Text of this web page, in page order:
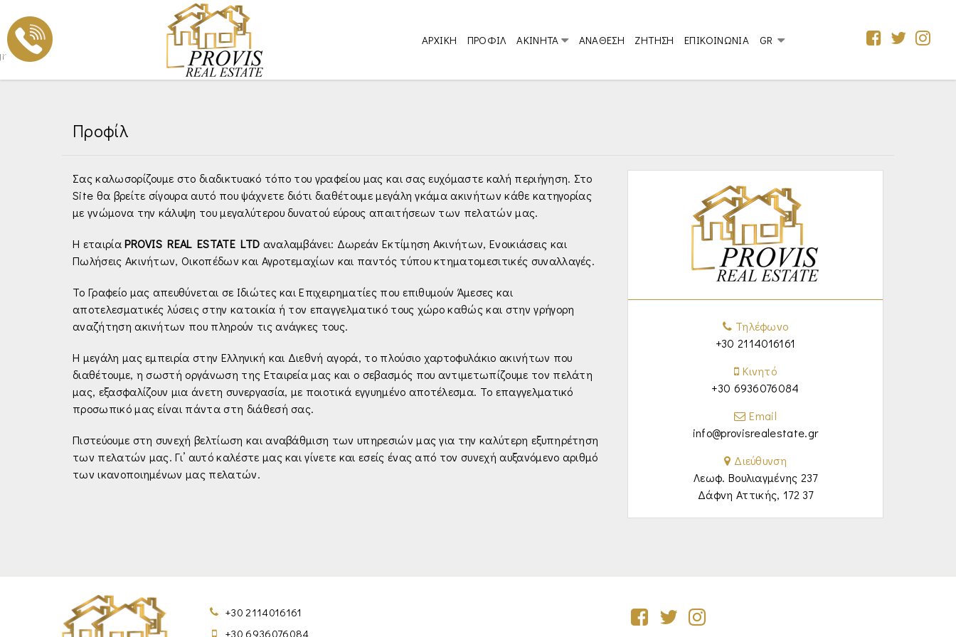
ΑΡΧΙΚΗ ΠΡΟΦΙΛ ΑΚΙΝΗΤΑ ΑΝΑΘΕΣΗ ΖΗΤΗΣΗ ΕΠΙΚΟΙΝΩΝΙΑ GR
Προφίλ
Σας καλωσορίζουμε στο διαδικτυακό τόπο του γραφείου μας και σας ευχόμαστε καλή περιήγηση. Στο
Site θα βρείτε σίγουρα αυτό που ψάχνετε διότι διαθέτουμε μεγάλη γκάμα ακινήτων κάθε κατηγορίας
με γνώμονα την κάλυψη του μεγαλύτερου δυνατού εύρους απαιτήσεων των πελατών μας.
Η εταιρίαPROVIS REAL ESTATE LTD αναλαμβάνει: Δωρεάν Εκτίμηση Ακινήτων, Ενοικιάσεις και
Πωλήσεις Ακινήτων, Οικοπέδων και Αγροτεμαχίων και παντός τύπου κτηματομεσιτικές συναλλαγές.
Το Γραφείο μας απευθύνεται σε Ιδιώτες και Επιχειρηματίες που επιθυμούν Άμεσες και
αποτελεσματικές λύσεις στην κατοικία ή τον επαγγελματικό τους χώρο καθώς και στην γρήγορη
αναζήτηση ακινήτων που πληρούν τις ανάγκες τους.
Η μεγάλη μας εμπειρία στην Ελληνική και Διεθνή αγορά, το πλούσιο χαρτοφυλάκιο ακινήτων που
διαθέτουμε, η σωστή οργάνωση της Εταιρεία μας και ο σεβασμός που αντιμετωπίζουμε τον πελάτη
μας, εξασφαλίζουν μια άνετη συνεργασία, με ποιοτικά εγγυημένο αποτέλεσμα. Το επαγγελματικό
προσωπικό μας είναι πάντα στη διάθεσή σας.
Πιστεύουμε στη συνεχή βελτίωση και αναβάθμιση των υπηρεσιών μας για την καλύτερη εξυπηρέτηση
των πελατών μας. Γι’ αυτό καλέστε μας και γίνετε και εσείς ένας από τον συνεχή αυξανόμενο αριθμό
των ικανοποιημένων μας πελατών.
Τηλέφωνο
+30 2114016161
Κινητό
+30 6936076084
Email
info@provisrealestate.gr
Διεύθυνση
Λεωφ. Βουλιαγμένης 237
Δάφνη Αττικής, 172 37
+30 2114016161
+30 6936076084